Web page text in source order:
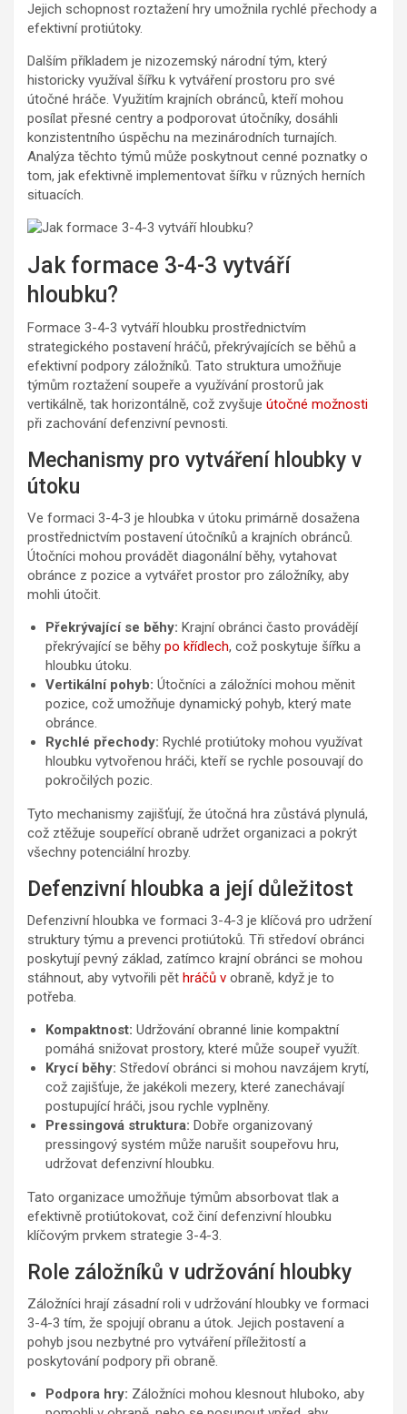
Jejich schopnost roztažení hry umožnila rychlé přechody a
efektivní protiútoky.
Dalším příkladem je nizozemský národní tým, který
historicky využíval šířku k vytváření prostoru pro své
útočné hráče. Využitím krajních obránců, kteří mohou
posílat přesné centry a podporovat útočníky, dosáhli
konzistentního úspěchu na mezinárodních turnajích.
Analýza těchto týmů může poskytnout cenné poznatky o
tom, jak efektivně implementovat šířku v různých herních
situacích.
Jak formace 3-4-3 vytváří
hloubku?
Formace 3-4-3 vytváří hloubku prostřednictvím
strategického postavení hráčů, překrývajících se běhů a
efektivní podpory záložníků. Tato struktura umožňuje
týmům roztažení soupeře a využívání prostorů jak
vertikálně, tak horizontálně, což zvyšuje útočné možnosti
při zachování defenzivní pevnosti.
Mechanismy pro vytváření hloubky v
útoku
Ve formaci 3-4-3 je hloubka v útoku primárně dosažena
prostřednictvím postavení útočníků a krajních obránců.
Útočníci mohou provádět diagonální běhy, vytahovat
obránce z pozice a vytvářet prostor pro záložníky, aby
mohli útočit.
Překrývající se běhy: Krajní obránci často provádějí
překrývající se běhy po křídlech, což poskytuje šířku a
hloubku útoku.
Vertikální pohyb: Útočníci a záložníci mohou měnit
pozice, což umožňuje dynamický pohyb, který mate
obránce.
Rychlé přechody: Rychlé protiútoky mohou využívat
hloubku vytvořenou hráči, kteří se rychle posouvají do
pokročilých pozic.
Tyto mechanismy zajišťují, že útočná hra zůstává plynulá,
což ztěžuje soupeřící obraně udržet organizaci a pokrýt
všechny potenciální hrozby.
Defenzivní hloubka a její důležitost
Defenzivní hloubka ve formaci 3-4-3 je klíčová pro udržení
struktury týmu a prevenci protiútoků. Tři středoví obránci
poskytují pevný základ, zatímco krajní obránci se mohou
stáhnout, aby vytvořili pět hráčů v obraně, když je to
potřeba.
Kompaktnost: Udržování obranné linie kompaktní
pomáhá snižovat prostory, které může soupeř využít.
Krycí běhy: Středoví obránci si mohou navzájem krytí,
což zajišťuje, že jakékoli mezery, které zanechávají
postupující hráči, jsou rychle vyplněny.
Pressingová struktura: Dobře organizovaný
pressingový systém může narušit soupeřovu hru,
udržovat defenzivní hloubku.
Tato organizace umožňuje týmům absorbovat tlak a
efektivně protiútokovat, což činí defenzivní hloubku
klíčovým prvkem strategie 3-4-3.
Role záložníků v udržování hloubky
Záložníci hrají zásadní roli v udržování hloubky ve formaci
3-4-3 tím, že spojují obranu a útok. Jejich postavení a
pohyb jsou nezbytné pro vytváření příležitostí a
poskytování podpory při obraně.
Podpora hry: Záložníci mohou klesnout hluboko, aby